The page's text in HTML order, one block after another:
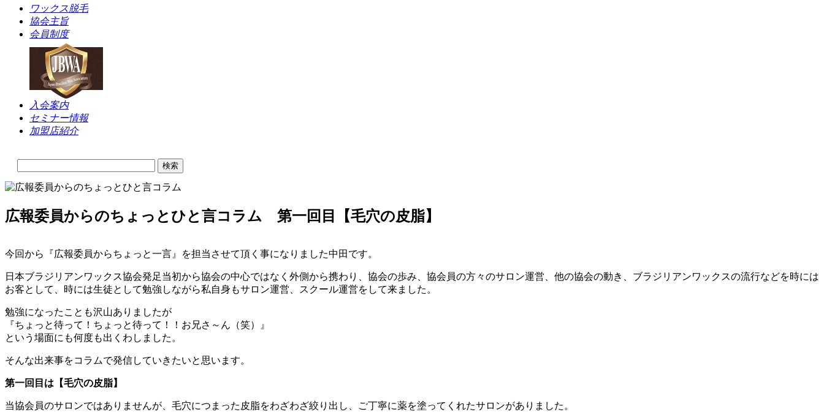
ワックス脱毛
協会主旨
会員制度
入会案内
セミナー情報
加盟店紹介
広報委員からのちょっとひと言コラム 第一回目【毛穴の皮脂】
今回から『広報委員からちょっと一言』を担当させて頂く事になりました中田です。
日本ブラジリアンワックス協会発足当初から協会の中心ではなく外側から携わり、協会の歩み、協会員の方々のサロン運営、他の協会の動き、ブラジリアンワックスの流行などを時には
お客として、時には生徒として勉強しながら私自身もサロン運営、スクール運営をして来ました。
勉強になったことも沢山ありましたが
『ちょっと待って！ちょっと待って！！お兄さ～ん（笑）』
という場面にも何度も出くわしました。
そんな出来事をコラムで発信していきたいと思います。
第一回目は【毛穴の皮脂】
当協会員のサロンではありませんが、毛穴につまった皮脂をわざわざ絞り出し、ご丁寧に薬を塗ってくれたサロンがありました。